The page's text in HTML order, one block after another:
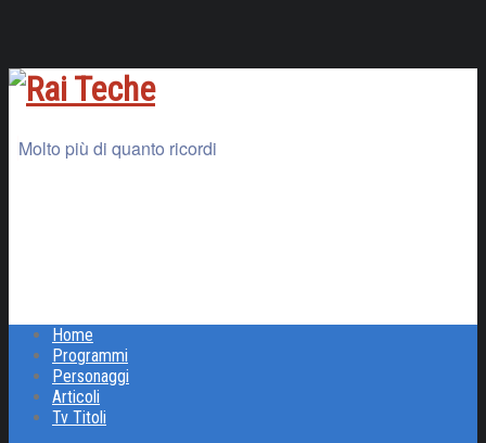
Molto più di quanto ricordi
Home
Programmi
Personaggi
Articoli
Tv Titoli